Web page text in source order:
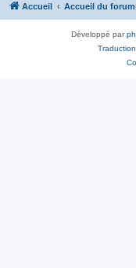
Accueil Accueil du forum
Développé par